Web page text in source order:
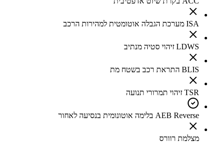
ISA מערכת הגבלה אוטומטית למהירות הרכב
LDWS זיהוי סטיה מנתיב
BLIS התראת רכב בשטח מת
TSR זיהוי תמרורי תנועה
AEB Reverse בלימה אוטונומית בנסיעה לאחור
מצלמת רוורס